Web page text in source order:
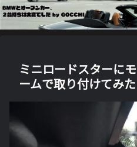
ミニロードスターに
ームで取り付けてみた